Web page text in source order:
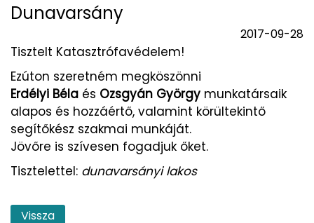
Dunavarsány
2017-09-28
Tisztelt Katasztrófavédelem!
Ezúton szeretném megköszönni
Erdélyi Béla és Ozsgyán György munkatársaik
alapos és hozzáértő, valamint körültekintő
segítőkész szakmai munkáját.
Jövőre is szívesen fogadjuk őket.
Tisztelettel: dunavarsányi lakos
Vissza